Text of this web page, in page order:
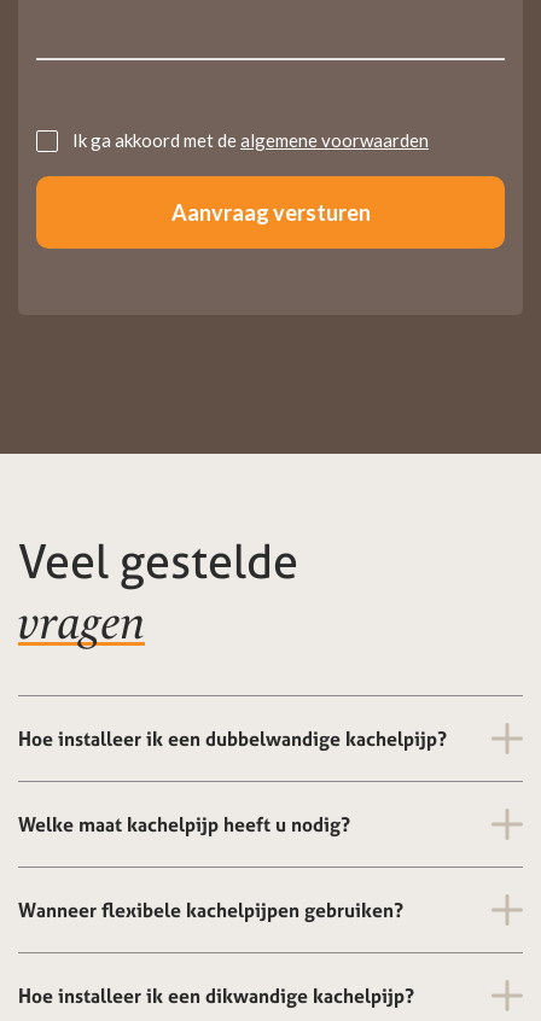
UntitledIk ga akkoord met dealgemene voorwaarden
Veel gestelde
vragen
Hoe installeer ik een dubbelwandige kachelpijp?
Welke maat kachelpijp heeft u nodig?
Wanneer flexibele kachelpijpen gebruiken?
Hoe installeer ik een dikwandige kachelpijp?